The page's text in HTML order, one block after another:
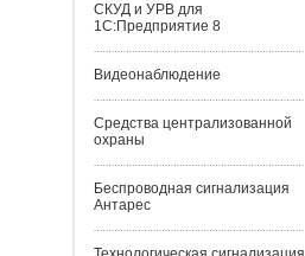
СКУД и УРВ для
1С:Предприятие 8
Видеонаблюдение
Средства централизованной
охраны
Беспроводная сигнализация
Антарес